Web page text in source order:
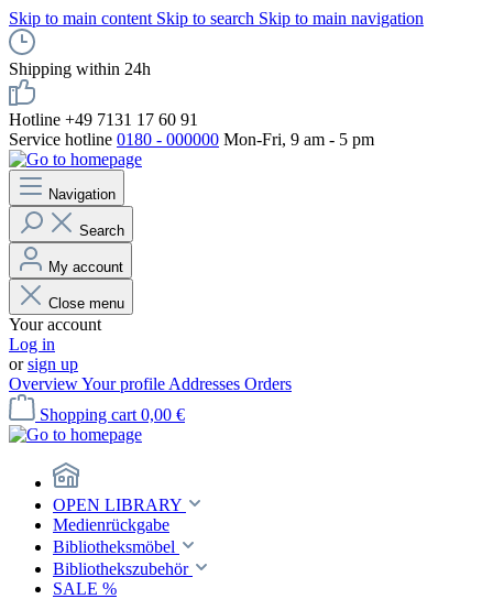
Skip to main content Skip to search Skip to main navigation
Shipping within 24h
Hotline +49 7131 17 60 91
Service hotline 0180 - 000000 Mon-Fri, 9 am - 5 pm
Navigation
Search
My account
Close menu
Your account
Log in
orsign up
OverviewYour profile Addresses Orders
Shopping cart 0,00 €
OPEN LIBRARY
Medienrückgabe
Bibliotheksmöbel
Bibliothekszubehör
SALE %